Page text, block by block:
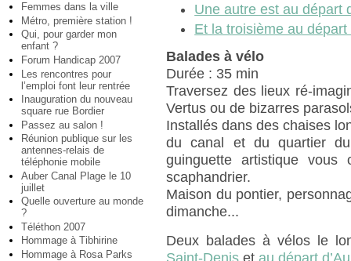
Femmes dans la ville
Métro, première station !
Qui, pour garder mon
enfant ?
Forum Handicap 2007
Les rencontres pour
l’emploi font leur rentrée
Inauguration du nouveau
square rue Bordier
Passez au salon !
Réunion publique sur les
antennes-relais de
téléphonie mobile
Auber Canal Plage le 10
juillet
Quelle ouverture au monde
?
Téléthon 2007
Hommage à Tibhirine
Hommage à Rosa Parks
Une autre est au départ
Et la troisième au
Balades à vélo
Durée : 35 min
Traversez des lieux ré-
Vertus ou de bizarres
Installés dans des chaises
du canal et du quartier
guinguette artistique
scaphandrier.
Maison du pontier,
dimanche...
Deux balades à vélos le
Saint-Denis etau départ